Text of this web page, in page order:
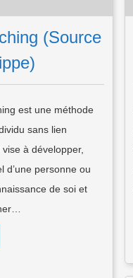
(Source
est une méthode
sans lien
à développer,
d’une personne ou
de soi et